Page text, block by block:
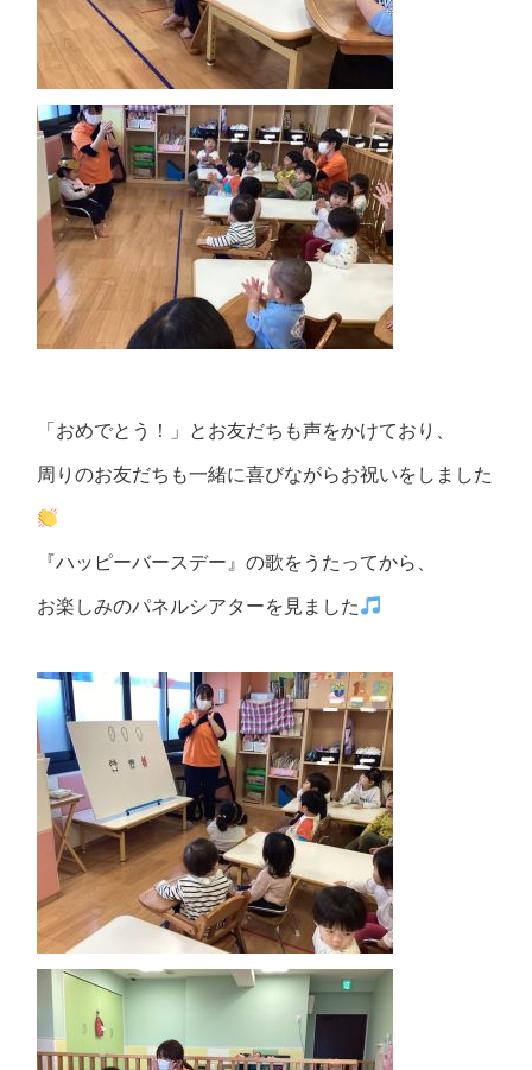
「おめでとう！」とお友だちも声をかけており、
周りのお友だちも一緒に喜びながらお祝いをしました
『ハッピーバースデー』の歌をうたってから、
お楽しみのパネルシアターを見ました